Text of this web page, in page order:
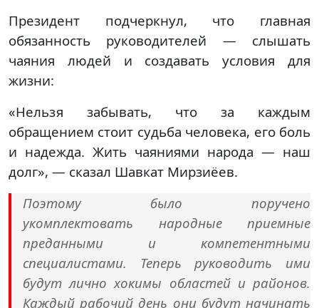
Президент подчеркнул, что главная
обязанность руководителей — слышать
чаяния людей и создавать условия для
жизни:
«Нельзя забывать, что за каждым
обращением стоит судьба человека, его боль
и надежда. Жить чаяниями народа — наш
долг», — сказал Шавкат Мирзиёев.
Поэтому было поручено
укомплектовать народные приемные
преданными и компетентными
специалистами. Теперь руководить ими
будут лично хокимы областей и районов.
Каждый рабочий день они будут начинать